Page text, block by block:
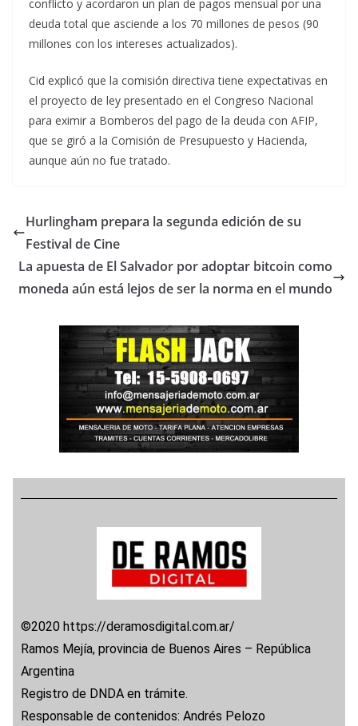
conflicto y acordaron un plan de pagos mensual por una
deuda total que asciende a los 70 millones de pesos (90
millones con los intereses actualizados).
Cid explicó que la comisión directiva tiene expectativas en
el proyecto de ley presentado en el Congreso Nacional
para eximir a Bomberos del pago de la deuda con AFIP,
que se giró a la Comisión de Presupuesto y Hacienda,
aunque aún no fue tratado.
Hurlingham prepara la segunda edición de su
Festival de Cine
La apuesta de El Salvador por adoptar bitcoin como
moneda aún está lejos de ser la norma en el mundo
©2020 https://deramosdigital.com.ar/
Ramos Mejía, provincia de Buenos Aires – República
Argentina
Registro de DNDA en trámite.
Responsable de contenidos: Andrés Pelozo